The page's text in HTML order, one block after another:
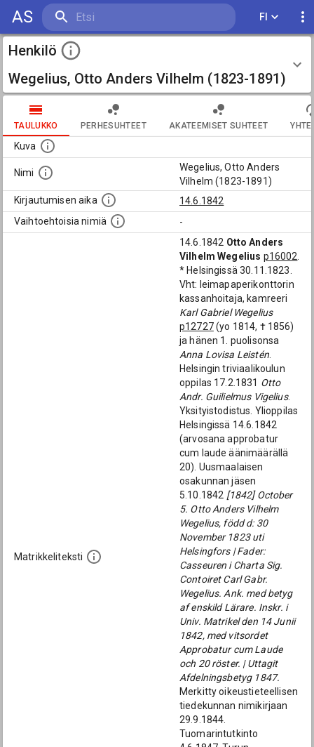
AS FI
Henkilö
Wegelius, Otto Anders Vilhelm (1823-1891)
TAULUKKO PERHESUHTEET AKATEEMISET SUHTEET
Kuva
Nimi
Wegelius, Otto Anders
Vilhelm (1823-1891)
Kirjautumisen aika
14.6.1842
Vaihtoehtoisia nimiä
-
Matrikkeliteksti
14.6.1842 Otto Anders
Vilhelm Wegelius p16002
* Helsingissä 30.11.1823.
Vht: leimapaperikonttorin
kassanhoitaja, kamreeri
Karl Gabriel Wegelius
p12727(yo 1814, † 1856)
ja hänen 1. puolisonsa
Anna Lovisa Leistén.
Helsingin triviaalikoulun
oppilas 17.2.1831 Otto
Andr. Guilielmus Vigelius.
Yksityistodistus. Ylioppilas
Helsingissä 14.6.1842
(arvosana approbatur
cum laude äänimäärällä
20). Uusmaalaisen
osakunnan jäsen
5.10.1842 [1842] October
5. Otto Anders Vilhelm
Wegelius, född d: 30
November 1823 uti
Helsingfors | Fader:
Casseuren i Charta Sig.
Contoiret Carl Gabr.
Wegelius. Ank. med betyg
af enskild Lärare. Inskr. i
Univ. Matrikel den 14 Junii
1842, med vitsordet
Approbatur cum Laude
och 20 röster. | Uttagit
Afdelningsbetyg 1847.
Merkitty oikeustieteellisen
tiedekunnan nimikirjaan
29.9.1844.
Tuomarintutkinto